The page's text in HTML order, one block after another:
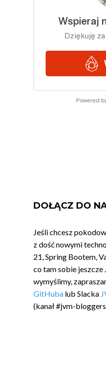
DOŁĄCZ DO
Jeśli chcesz
z dość nowymi
21, Spring Bootem,
co tam sobie jeszcze
wymyślimy,
GitHuba lub Slacka
(kanał #jvm-